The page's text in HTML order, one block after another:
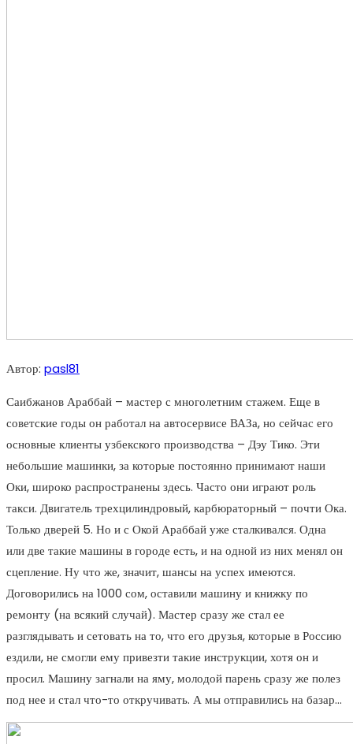
Автор: pasl81
Саибжанов Араббай – мастер с многолетним стажем. Еще в
советские годы он работал на автосервисе ВАЗа, но сейчас его
основные клиенты узбекского производства – Дэу Тико. Эти
небольшие машинки, за которые постоянно принимают наши
Оки, широко распространены здесь. Часто они играют роль
такси. Двигатель трехцилиндровый, карбюраторный – почти Ока.
Только дверей 5. Но и с Окой Араббай уже сталкивался. Одна
или две такие машины в городе есть, и на одной из них менял он
сцепление. Ну что же, значит, шансы на успех имеются.
Договорились на 1000 сом, оставили машину и книжку по
ремонту (на всякий случай). Мастер сразу же стал ее
разглядывать и сетовать на то, что его друзья, которые в Россию
ездили, не смогли ему привезти такие инструкции, хотя он и
просил. Машину загнали на яму, молодой парень сразу же полез
под нее и стал что-то откручивать. А мы отправились на базар…